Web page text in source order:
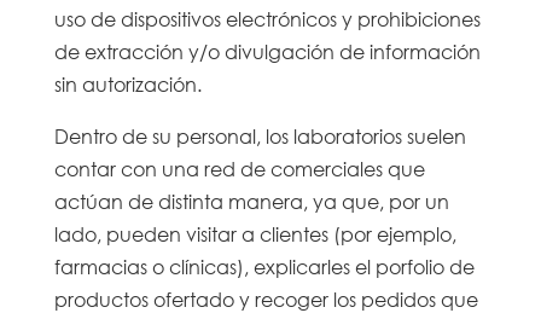
uso de dispositivos electrónicos y prohibiciones
de extracción y/o divulgación de información
sin autorización.
Dentro de su personal, los laboratorios suelen
contar con una red de comerciales que
actúan de distinta manera, ya que, por un
lado, pueden visitar a clientes (por ejemplo,
farmacias o clínicas), explicarles el porfolio de
productos ofertado y recoger los pedidos que